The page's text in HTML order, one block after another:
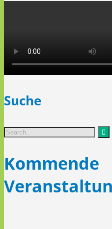
Suche
Kommende